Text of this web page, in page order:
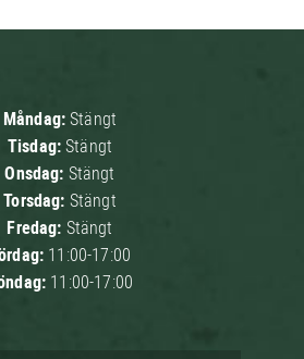
Måndag:Stängt
Tisdag:Stängt
Onsdag: Stängt
Torsdag: Stängt
Fredag: Stängt
11:00-17:00
11:00-17:00